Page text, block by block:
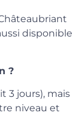
disponible
?
3 jours), mais
niveau et